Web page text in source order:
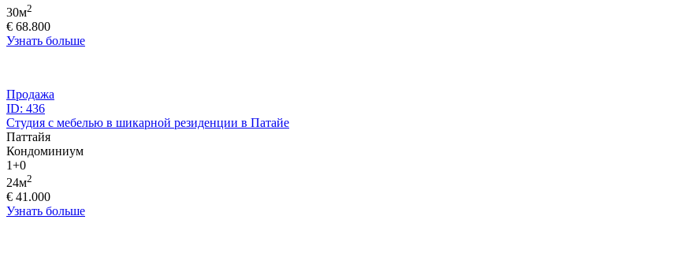
30м2
€ 68.800
Узнать больше
Продажа
ID: 436
Студия с мебелью в шикарной резиденции в Патайе
Паттайя
Кондоминиум
1+0
24м2
€ 41.000
Узнать больше